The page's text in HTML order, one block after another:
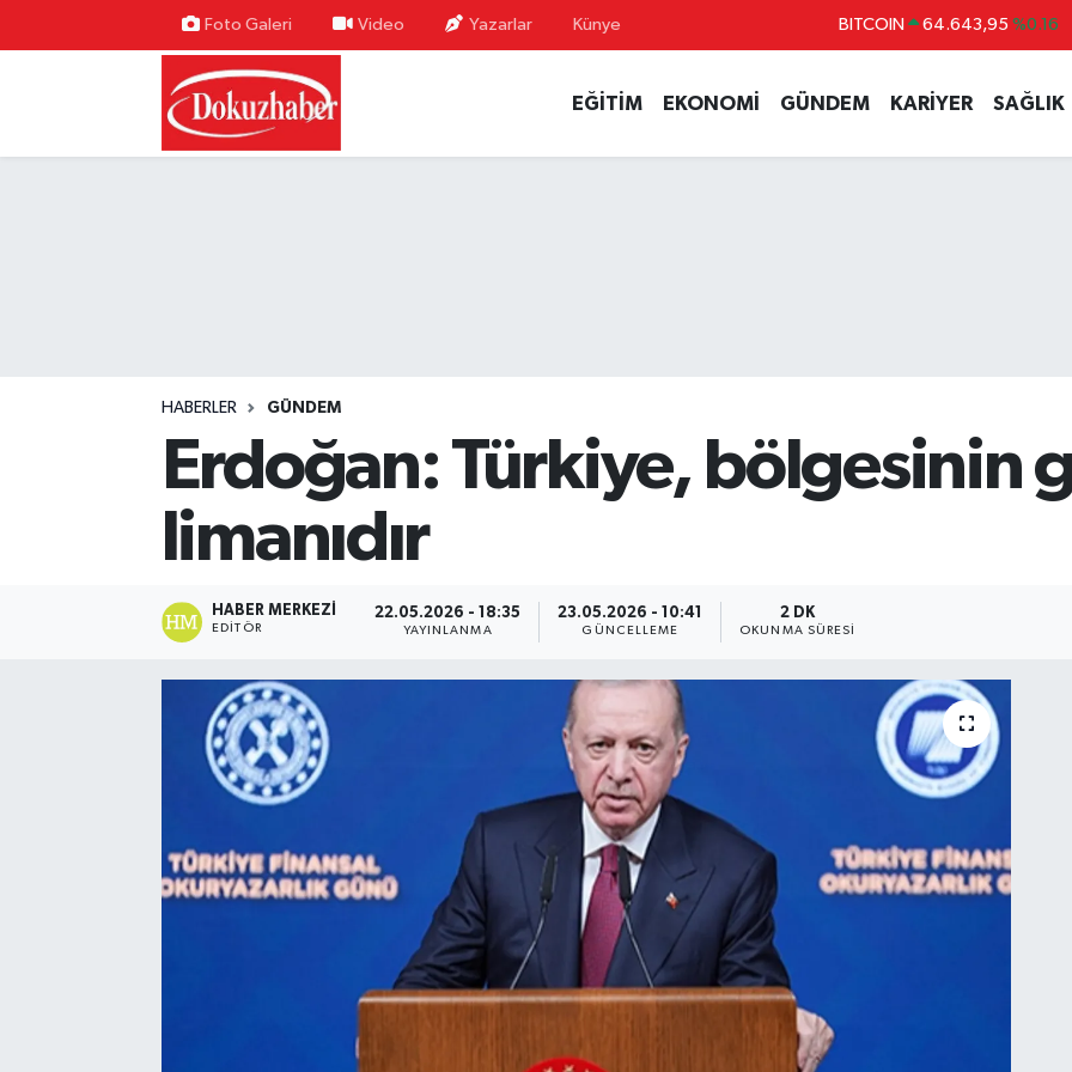
Foto Galeri Video Yazarlar Künye
DOLAR 47,6704 %0
GRAM ALTIN 6500.87 %0.12
EĞİTİM EKONOMİ GÜNDEM KARİYER SAĞLIK
HABERLER GÜNDEM
Erdoğan: Türkiye, bölgesinin
limanıdır
HABER MERKEZI
EDITÖR
22.05.2026 - 18:35
YAYINLANMA
23.05.2026 - 10:41
GÜNCELLEME
2 DK
OKUNMA SÜRESI
Hava Durumu
Trafik Durumu